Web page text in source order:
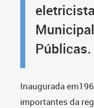
Públicas.
Inaugurada
importantes da